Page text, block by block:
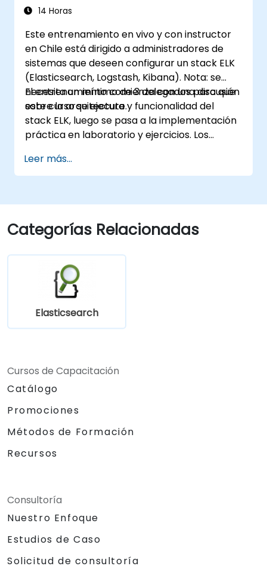
14 Horas
Este entrenamiento en vivo y con instructor
en Chile está dirigido a administradores de
sistemas que deseen configurar un stack ELK
(Elasticsearch, Logstash, Kibana). Nota: se
necesita un mínimo de 3 delegados para que
este curso se ejecute.
El entrenamiento comienza con una discusión
sobre la arquitectura y funcionalidad del
stack ELK, luego se pasa a la implementación
práctica en laboratorio y ejercicios. Los
importante del entrenamiento y dan a los
participantes la oportunidad de poner en
retroalimentación sobre su progreso.
Leer más...
Categorías Relacionadas
Elasticsearch
Cursos de Capacitación
Catálogo
Promociones
Métodos de Formación
Recursos
Consultoría
Nuestro Enfoque
Estudios de Caso
Solicitud de consultoría